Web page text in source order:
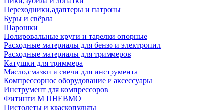
Переходники,адаптеры и патроны
Буры и свёрла
Шарошки
Полировальные круги и тарелки опорные
Расходные материалы для бензо и электропил
Расходные материалы для триммеров
Катушки для триммера
Масло,смазки и свечи для инструмента
Компрессорное оборудование и аксессуары
Инструмент для компрессоров
Фитинги М ПНЕВМО
Пистолеты и краскопульты